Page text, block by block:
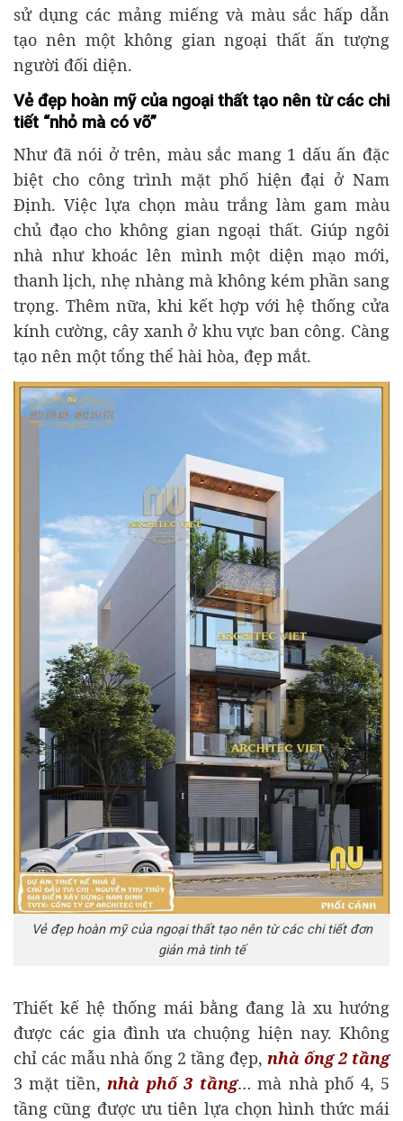
sử dụng các mảng miếng và màu sắc hấp dẫn
tạo nên một không gian ngoại thất ấn tượng
người đối diện.
Vẻ đẹp hoàn mỹ của ngoại thất tạo nên từ các chi
tiết “nhỏ mà có võ”
Như đã nói ở trên, màu sắc mang 1 dấu ấn đặc
biệt cho công trình mặt phố hiện đại ở Nam
Định. Việc lựa chọn màu trắng làm gam màu
chủ đạo cho không gian ngoại thất. Giúp ngôi
nhà như khoác lên mình một diện mạo mới,
thanh lịch, nhẹ nhàng mà không kém phần sang
trọng. Thêm nữa, khi kết hợp với hệ thống cửa
kính cường, cây xanh ở khu vực ban công. Càng
tạo nên một tổng thể hài hòa, đẹp mắt.
Vẻ đẹp hoàn mỹ của ngoại thất tạo nên từ các chi tiết đơn
giản mà tinh tế
Thiết kế hệ thống mái bằng đang là xu hướng
được các gia đình ưa chuộng hiện nay. Không
chỉ các mẫu nhà ống 2 tầng đẹp, nhà ống 2 tầng
3 mặt tiền, nhà phố 3 tầng… mà nhà phố 4, 5
tầng cũng được ưu tiên lựa chọn hình thức mái